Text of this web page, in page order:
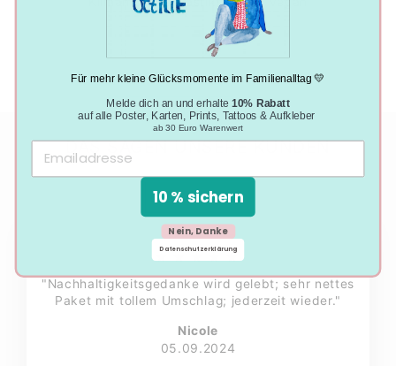
DAS SAGEN UNSERE KUNDEN
★★★★★
"Nachhaltigkeitsgedanke wird gelebt; sehr nettes
Paket mit tollem Umschlag; jederzeit wieder."
Nicole
05.09.2024
Für mehr kleine Glücksmomente im Familienalltag 💛
Melde dich an und erhalte10% Rabatt
auf alle Poster, Karten, Prints, Tattoos & Aufkleber
ab 30 Euro Warenwert
10 % sichern
Nein, Danke
Datenschutzerklärung